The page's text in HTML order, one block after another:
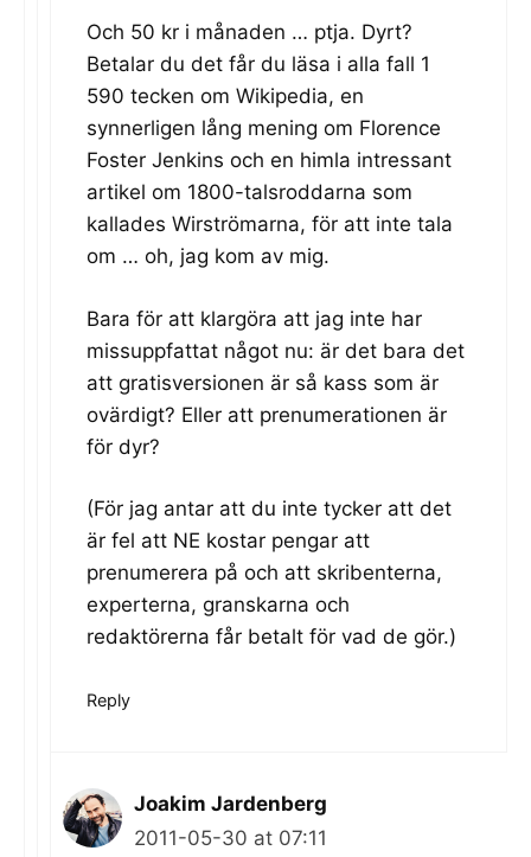
Och 50 kr i månaden … ptja. Dyrt?
Betalar du det får du läsa i alla fall 1
590 tecken om Wikipedia, en
synnerligen lång mening om Florence
Foster Jenkins och en himla intressant
artikel om 1800-talsroddarna som
kallades Wirströmarna, för att inte tala
om … oh, jag kom av mig.
Bara för att klargöra att jag inte har
missuppfattat något nu: är det bara det
att gratisversionen är så kass som är
ovärdigt? Eller att prenumerationen är
för dyr?
(För jag antar att du inte tycker att det
är fel att NE kostar pengar att
prenumerera på och att skribenterna,
experterna, granskarna och
redaktörerna får betalt för vad de gör.)
Reply
Joakim Jardenberg
2011-05-30 at 07:11